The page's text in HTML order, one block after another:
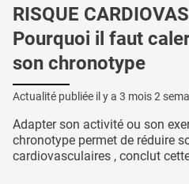
RISQUE
Pourquoi il faut
son chronotype
Actualité publiée il y a 3 mois 2
Adapter son activité ou son
chronotype permet de réduire
cardiovasculaires , conclut